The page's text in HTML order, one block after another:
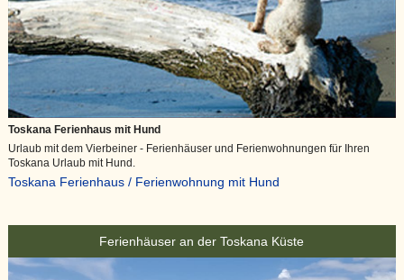
Toskana Ferienhaus mit Hund
Urlaub mit dem Vierbeiner - Ferienhäuser und Ferienwohnungen für Ihren
Toskana Urlaub mit Hund.
Toskana Ferienhaus / Ferienwohnung mit Hund
Ferienhäuser an der Toskana Küste